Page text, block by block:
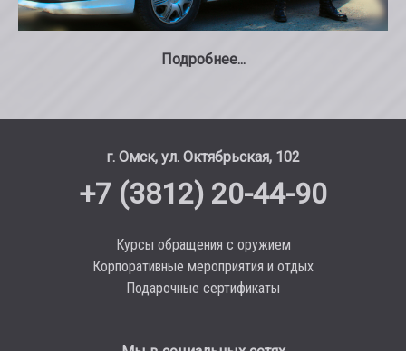
Подробнее...
г. Омск, ул. Октябрьская, 102
+7 (3812) 20-44-90
Курсы обращения с оружием
Корпоративные мероприятия и отдых
Подарочные сертификаты